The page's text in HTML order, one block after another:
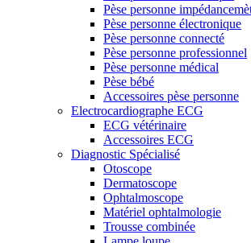
Pèse personne
Pèse personne électronique
Pèse personne connecté
Pèse personne professionnel
Pèse personne médical
Pèse bébé
Accessoires pèse personne
Electrocardiographe ECG
ECG vétérinaire
Accessoires ECG
Diagnostic Spécialisé
Otoscope
Dermatoscope
Ophtalmoscope
Matériel ophtalmologie
Trousse combinée